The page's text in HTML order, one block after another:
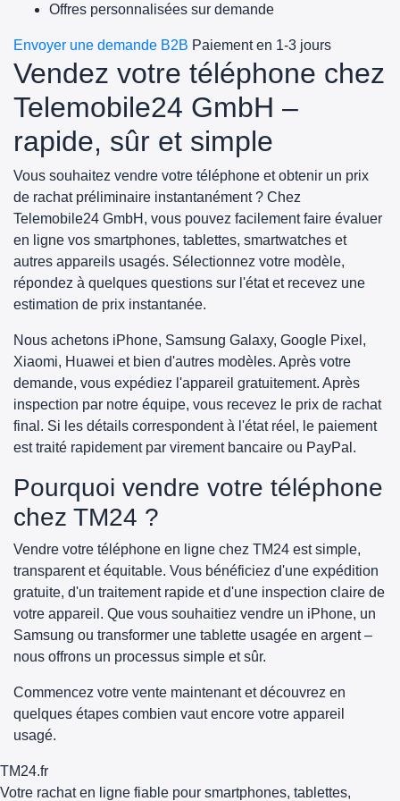
Offres personnalisées sur demande
Envoyer une demande B2B Paiement en 1-3 jours
Vendez votre téléphone chez
Telemobile24 GmbH –
rapide, sûr et simple
Vous souhaitez vendre votre téléphone et obtenir un prix
de rachat préliminaire instantanément ? Chez
Telemobile24 GmbH, vous pouvez facilement faire évaluer
en ligne vos smartphones, tablettes, smartwatches et
autres appareils usagés. Sélectionnez votre modèle,
répondez à quelques questions sur l'état et recevez une
estimation de prix instantanée.
Nous achetons iPhone, Samsung Galaxy, Google Pixel,
Xiaomi, Huawei et bien d'autres modèles. Après votre
demande, vous expédiez l'appareil gratuitement. Après
inspection par notre équipe, vous recevez le prix de rachat
final. Si les détails correspondent à l'état réel, le paiement
est traité rapidement par virement bancaire ou PayPal.
Pourquoi vendre votre téléphone
chez TM24 ?
Vendre votre téléphone en ligne chez TM24 est simple,
transparent et équitable. Vous bénéficiez d'une expédition
gratuite, d'un traitement rapide et d'une inspection claire de
votre appareil. Que vous souhaitiez vendre un iPhone, un
Samsung ou transformer une tablette usagée en argent –
nous offrons un processus simple et sûr.
Commencez votre vente maintenant et découvrez en
quelques étapes combien vaut encore votre appareil
usagé.
TM24.fr
Votre rachat en ligne fiable pour smartphones, tablettes,